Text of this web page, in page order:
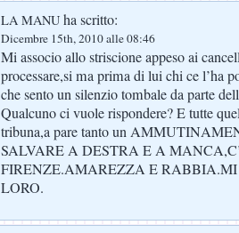
LA MANU ha scritto:
Dicembre 15th, 2010 alle 08:46
Mi associo allo striscione appeso ai
processare,si ma prima di lui chi ce l’ha
che sento un silenzio tombale da parte
Qualcuno ci vuole rispondere? E tutte
tribuna,a pare tanto un
SALVARE A DESTRA E A
FIRENZE.AMAREZZA E
LORO.